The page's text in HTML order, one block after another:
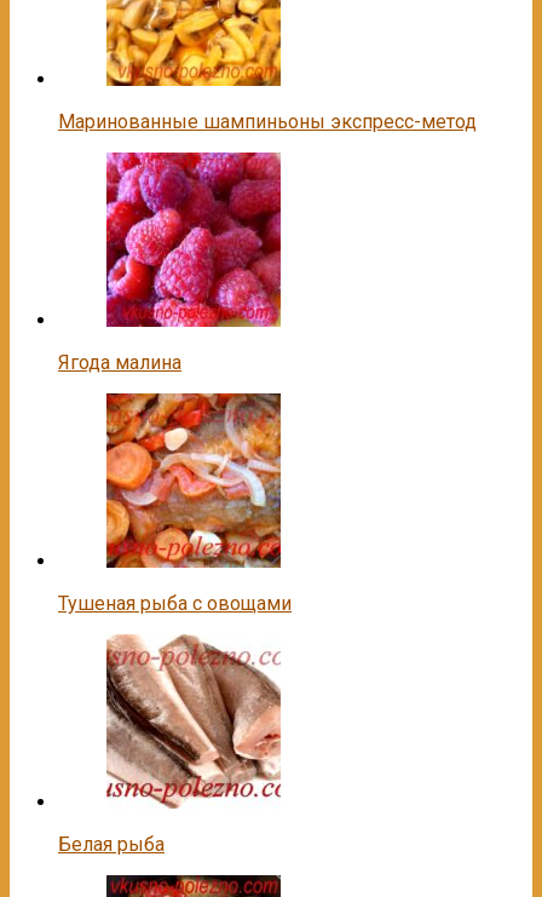
Маринованные шампиньоны экспресс-метод
Ягода малина
Тушеная рыба с овощами
Белая рыба